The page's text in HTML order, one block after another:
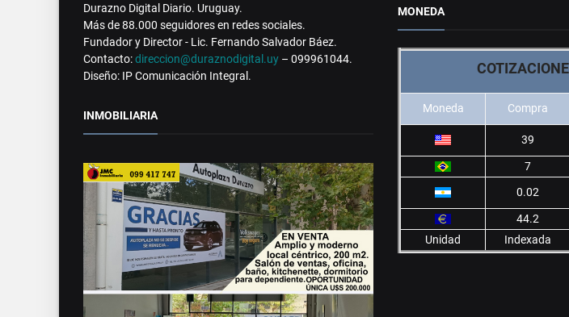
Durazno Digital Diario. Uruguay.
Más de 88.000 seguidores en redes sociales.
Fundador y Director - Lic. Fernando Salvador Báez.
Contacto:direccion@duraznodigital.uy – 099961044.
Diseño: IP Comunicación Integral.
INMOBILIARIA
MONEDA
Moneda Compra
39
7
0.02
44.2
Unidad
Indexada